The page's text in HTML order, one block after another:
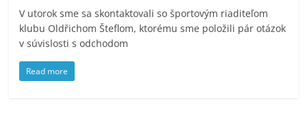
V utorok sme sa skontaktovali so športovým riaditeľom
klubu Oldřichom Šteflom, ktorému sme položili pár otázok
v súvislosti s odchodom
Read more